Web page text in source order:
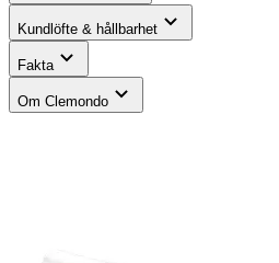
Kundlöfte & hållbarhet
Fakta
Om Clemondo